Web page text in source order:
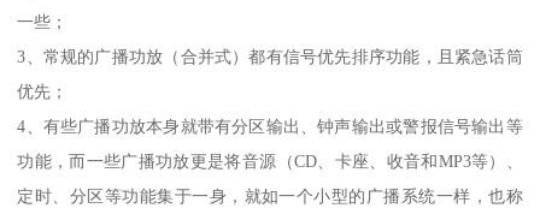
一些；
3、常规的广播功放（合并式）都有信号优先排序功能，且紧急话筒
优先；
4、有些广播功放本身就带有分区输出、钟声输出或警报信号输出等
功能，而一些广播功放更是将音源（CD、卡座、收音和MP3等）、
定时、分区等功能集于一身，就如一个小型的广播系统一样，也称